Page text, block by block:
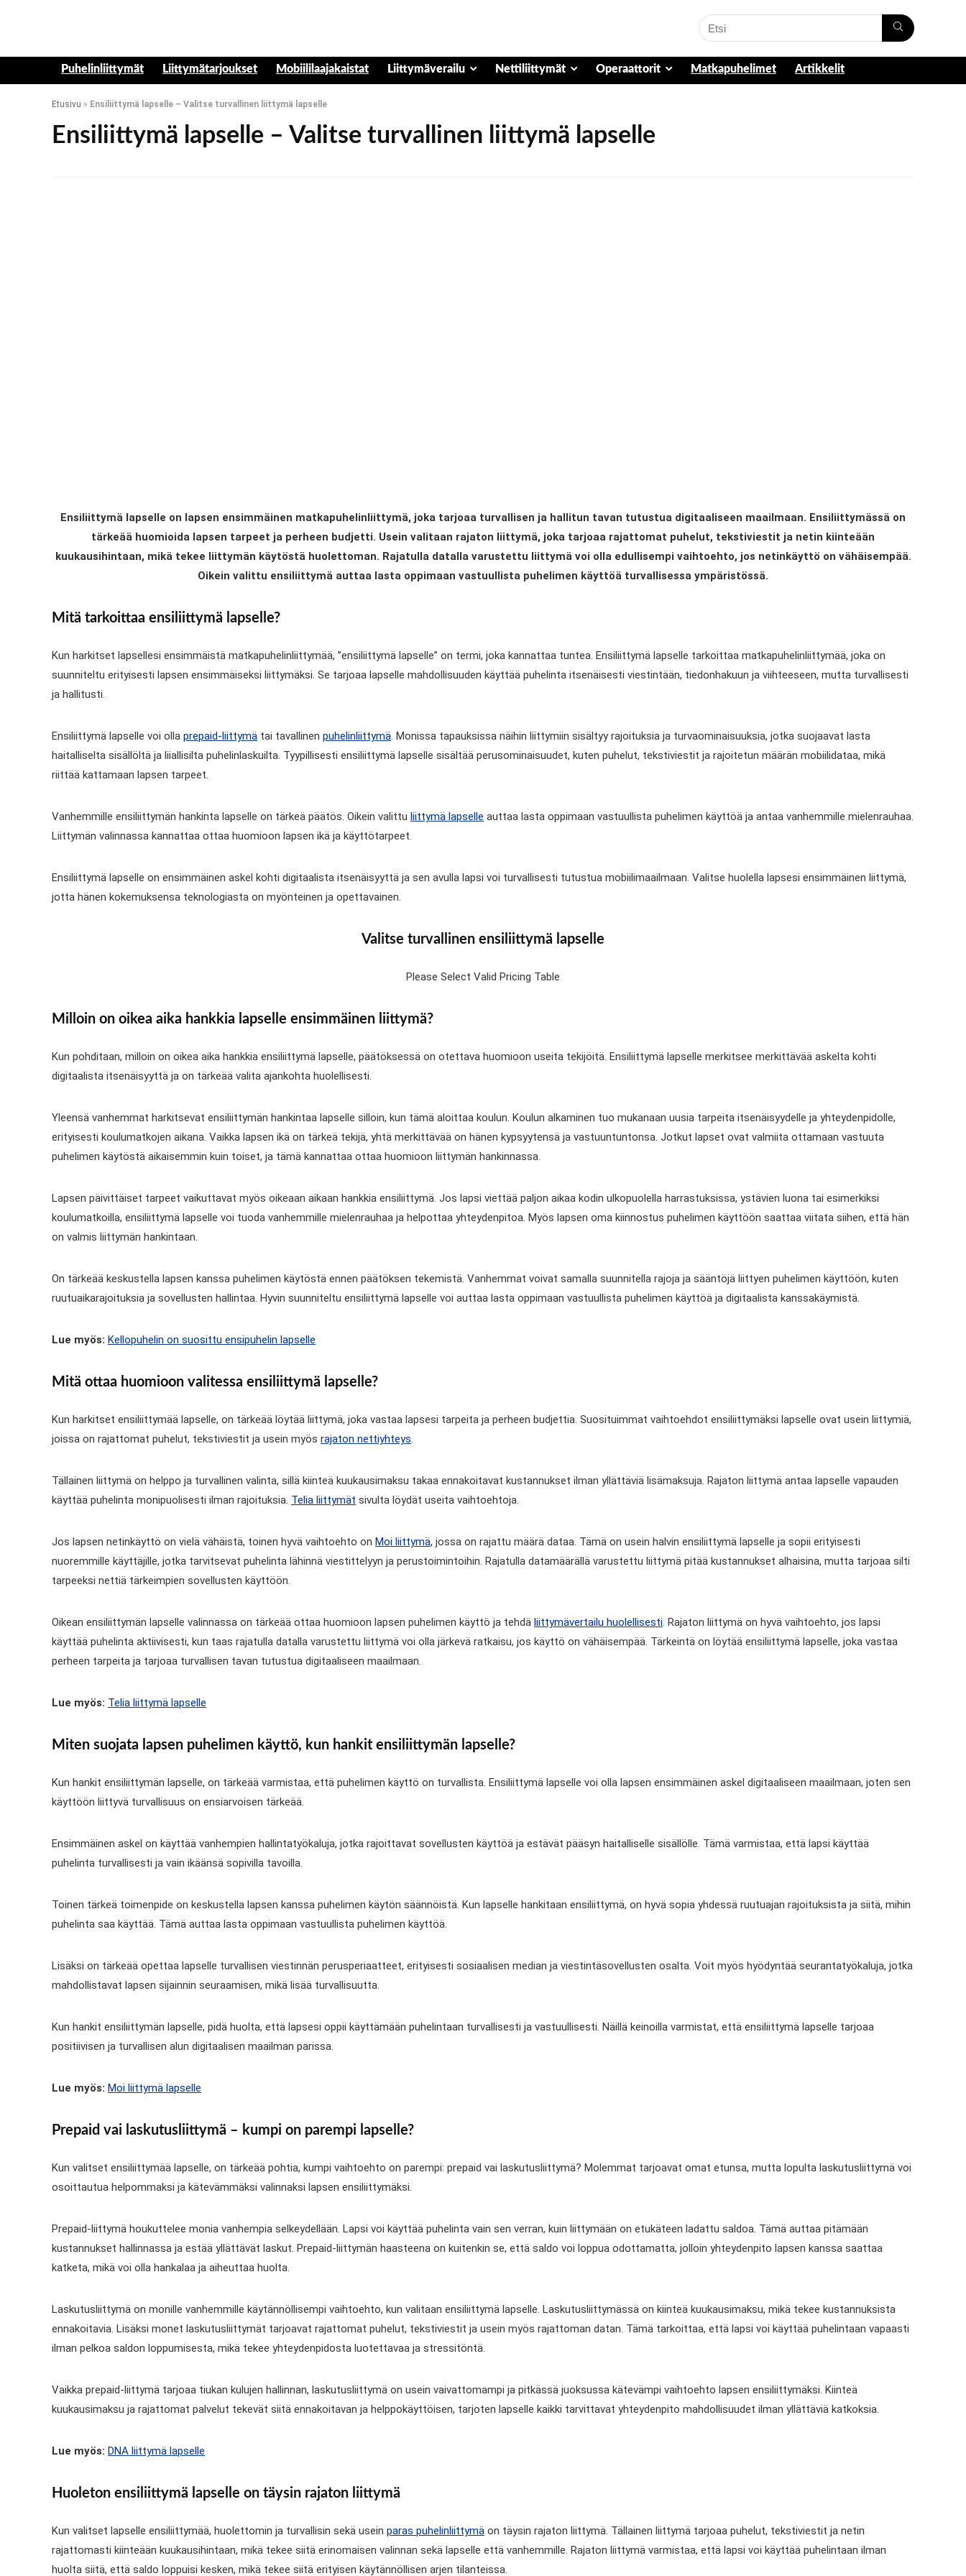
Puhelinliittymät Liittymätarjoukset Mobiililaajakaistat Liittymäverailu Nettiliittymät Operaattorit Matkapuhelimet Artikkelit
Etusivu » Ensiliittymä lapselle – Valitse turvallinen liittymä lapselle
Ensiliittymä lapselle – Valitse turvallinen liittymä lapselle
Ensiliittymä lapselle on lapsen ensimmäinen matkapuhelinliittymä, joka tarjoaa turvallisen ja hallitun tavan tutustua digitaaliseen maailmaan. Ensiliittymässä on
tärkeää huomioida lapsen tarpeet ja perheen budjetti. Usein valitaan rajaton liittymä, joka tarjoaa rajattomat puhelut, tekstiviestit ja netin kiinteään
kuukausihintaan, mikä tekee liittymän käytöstä huolettoman. Rajatulla datalla varustettu liittymä voi olla edullisempi vaihtoehto, jos netinkäyttö on vähäisempää.
Oikein valittu ensiliittymä auttaa lasta oppimaan vastuullista puhelimen käyttöä turvallisessa ympäristössä.
Mitä tarkoittaa ensiliittymä lapselle?
Kun harkitset lapsellesi ensimmäistä matkapuhelinliittymää, ”ensiliittymä lapselle” on termi, joka kannattaa tuntea. Ensiliittymä lapselle tarkoittaa matkapuhelinliittymää, joka on
suunniteltu erityisesti lapsen ensimmäiseksi liittymäksi. Se tarjoaa lapselle mahdollisuuden käyttää puhelinta itsenäisesti viestintään, tiedonhakuun ja viihteeseen, mutta turvallisesti
ja hallitusti.
Ensiliittymä lapselle voi olla prepaid-liittymä tai tavallinen puhelinliittymä. Monissa tapauksissa näihin liittymiin sisältyy rajoituksia ja turvaominaisuuksia, jotka suojaavat lasta
haitalliselta sisällöltä ja liiallisilta puhelinlaskuilta. Tyypillisesti ensiliittymä lapselle sisältää perusominaisuudet, kuten puhelut, tekstiviestit ja rajoitetun määrän mobiilidataa, mikä
riittää kattamaan lapsen tarpeet.
Vanhemmille ensiliittymän hankinta lapselle on tärkeä päätös. Oikein valittu liittymä lapselle auttaa lasta oppimaan vastuullista puhelimen käyttöä ja antaa vanhemmille mielenrauhaa.
Liittymän valinnassa kannattaa ottaa huomioon lapsen ikä ja käyttötarpeet.
Ensiliittymä lapselle on ensimmäinen askel kohti digitaalista itsenäisyyttä ja sen avulla lapsi voi turvallisesti tutustua mobiilimaailmaan. Valitse huolella lapsesi ensimmäinen liittymä,
jotta hänen kokemuksensa teknologiasta on myönteinen ja opettavainen.
Valitse turvallinen ensiliittymä lapselle
Please Select Valid Pricing Table
Milloin on oikea aika hankkia lapselle ensimmäinen liittymä?
Kun pohditaan, milloin on oikea aika hankkia ensiliittymä lapselle, päätöksessä on otettava huomioon useita tekijöitä. Ensiliittymä lapselle merkitsee merkittävää askelta kohti
digitaalista itsenäisyyttä ja on tärkeää valita ajankohta huolellisesti.
Yleensä vanhemmat harkitsevat ensiliittymän hankintaa lapselle silloin, kun tämä aloittaa koulun. Koulun alkaminen tuo mukanaan uusia tarpeita itsenäisyydelle ja yhteydenpidolle,
erityisesti koulumatkojen aikana. Vaikka lapsen ikä on tärkeä tekijä, yhtä merkittävää on hänen kypsyytensä ja vastuuntuntonsa. Jotkut lapset ovat valmiita ottamaan vastuuta
puhelimen käytöstä aikaisemmin kuin toiset, ja tämä kannattaa ottaa huomioon liittymän hankinnassa.
Lapsen päivittäiset tarpeet vaikuttavat myös oikeaan aikaan hankkia ensiliittymä. Jos lapsi viettää paljon aikaa kodin ulkopuolella harrastuksissa, ystävien luona tai esimerkiksi
koulumatkoilla, ensiliittymä lapselle voi tuoda vanhemmille mielenrauhaa ja helpottaa yhteydenpitoa. Myös lapsen oma kiinnostus puhelimen käyttöön saattaa viitata siihen, että hän
on valmis liittymän hankintaan.
On tärkeää keskustella lapsen kanssa puhelimen käytöstä ennen päätöksen tekemistä. Vanhemmat voivat samalla suunnitella rajoja ja sääntöjä liittyen puhelimen käyttöön, kuten
ruutuaikarajoituksia ja sovellusten hallintaa. Hyvin suunniteltu ensiliittymä lapselle voi auttaa lasta oppimaan vastuullista puhelimen käyttöä ja digitaalista kanssakäymistä.
Lue myös: Kellopuhelin on suosittu ensipuhelin lapselle
Mitä ottaa huomioon valitessa ensiliittymä lapselle?
Kun harkitset ensiliittymää lapselle, on tärkeää löytää liittymä, joka vastaa lapsesi tarpeita ja perheen budjettia. Suosituimmat vaihtoehdot ensiliittymäksi lapselle ovat usein liittymiä,
joissa on rajattomat puhelut, tekstiviestit ja usein myös rajaton nettiyhteys.
Tällainen liittymä on helppo ja turvallinen valinta, sillä kiinteä kuukausimaksu takaa ennakoitavat kustannukset ilman yllättäviä lisämaksuja. Rajaton liittymä antaa lapselle vapauden
käyttää puhelinta monipuolisesti ilman rajoituksia. Telia liittymät sivulta löydät useita vaihtoehtoja.
Jos lapsen netinkäyttö on vielä vähäistä, toinen hyvä vaihtoehto on Moi liittymä, jossa on rajattu määrä dataa. Tämä on usein halvin ensiliittymä lapselle ja sopii erityisesti
nuoremmille käyttäjille, jotka tarvitsevat puhelinta lähinnä viestittelyyn ja perustoimintoihin. Rajatulla datamäärällä varustettu liittymä pitää kustannukset alhaisina, mutta tarjoaa silti
tarpeeksi nettiä tärkeimpien sovellusten käyttöön.
Oikean ensiliittymän lapselle valinnassa on tärkeää ottaa huomioon lapsen puhelimen käyttö ja tehdä liittymävertailu huolellisesti. Rajaton liittymä on hyvä vaihtoehto, jos lapsi
käyttää puhelinta aktiivisesti, kun taas rajatulla datalla varustettu liittymä voi olla järkevä ratkaisu, jos käyttö on vähäisempää. Tärkeintä on löytää ensiliittymä lapselle, joka vastaa
perheen tarpeita ja tarjoaa turvallisen tavan tutustua digitaaliseen maailmaan.
Lue myös: Telia liittymä lapselle
Miten suojata lapsen puhelimen käyttö, kun hankit ensiliittymän lapselle?
Kun hankit ensiliittymän lapselle, on tärkeää varmistaa, että puhelimen käyttö on turvallista. Ensiliittymä lapselle voi olla lapsen ensimmäinen askel digitaaliseen maailmaan, joten sen
käyttöön liittyvä turvallisuus on ensiarvoisen tärkeää.
Ensimmäinen askel on käyttää vanhempien hallintatyökaluja, jotka rajoittavat sovellusten käyttöä ja estävät pääsyn haitalliselle sisällölle. Tämä varmistaa, että lapsi käyttää
puhelinta turvallisesti ja vain ikäänsä sopivilla tavoilla.
Toinen tärkeä toimenpide on keskustella lapsen kanssa puhelimen käytön säännöistä. Kun lapselle hankitaan ensiliittymä, on hyvä sopia yhdessä ruutuajan rajoituksista ja siitä, mihin
puhelinta saa käyttää. Tämä auttaa lasta oppimaan vastuullista puhelimen käyttöä.
Lisäksi on tärkeää opettaa lapselle turvallisen viestinnän perusperiaatteet, erityisesti sosiaalisen median ja viestintäsovellusten osalta. Voit myös hyödyntää seurantatyökaluja, jotka
mahdollistavat lapsen sijainnin seuraamisen, mikä lisää turvallisuutta.
Kun hankit ensiliittymän lapselle, pidä huolta, että lapsesi oppii käyttämään puhelintaan turvallisesti ja vastuullisesti. Näillä keinoilla varmistat, että ensiliittymä lapselle tarjoaa
positiivisen ja turvallisen alun digitaalisen maailman parissa.
Lue myös: Moi liittymä lapselle
Prepaid vai laskutusliittymä – kumpi on parempi lapselle?
Kun valitset ensiliittymää lapselle, on tärkeää pohtia, kumpi vaihtoehto on parempi: prepaid vai laskutusliittymä? Molemmat tarjoavat omat etunsa, mutta lopulta laskutusliittymä voi
osoittautua helpommaksi ja kätevämmäksi valinnaksi lapsen ensiliittymäksi.
Prepaid-liittymä houkuttelee monia vanhempia selkeydellään. Lapsi voi käyttää puhelinta vain sen verran, kuin liittymään on etukäteen ladattu saldoa. Tämä auttaa pitämään
kustannukset hallinnassa ja estää yllättävät laskut. Prepaid-liittymän haasteena on kuitenkin se, että saldo voi loppua odottamatta, jolloin yhteydenpito lapsen kanssa saattaa
katketa, mikä voi olla hankalaa ja aiheuttaa huolta.
Laskutusliittymä on monille vanhemmille käytännöllisempi vaihtoehto, kun valitaan ensiliittymä lapselle. Laskutusliittymässä on kiinteä kuukausimaksu, mikä tekee kustannuksista
ennakoitavia. Lisäksi monet laskutusliittymät tarjoavat rajattomat puhelut, tekstiviestit ja usein myös rajattoman datan. Tämä tarkoittaa, että lapsi voi käyttää puhelintaan vapaasti
ilman pelkoa saldon loppumisesta, mikä tekee yhteydenpidosta luotettavaa ja stressitöntä.
Vaikka prepaid-liittymä tarjoaa tiukan kulujen hallinnan, laskutusliittymä on usein vaivattomampi ja pitkässä juoksussa kätevämpi vaihtoehto lapsen ensiliittymäksi. Kiinteä
kuukausimaksu ja rajattomat palvelut tekevät siitä ennakoitavan ja helppokäyttöisen, tarjoten lapselle kaikki tarvittavat yhteydenpito mahdollisuudet ilman yllättäviä katkoksia.
Lue myös: DNA liittymä lapselle
Huoleton ensiliittymä lapselle on täysin rajaton liittymä
Kun valitset lapselle ensiliittymää, huolettomin ja turvallisin sekä usein paras puhelinliittymä on täysin rajaton liittymä. Tällainen liittymä tarjoaa puhelut, tekstiviestit ja netin
rajattomasti kiinteään kuukausihintaan, mikä tekee siitä erinomaisen valinnan sekä lapselle että vanhemmille. Rajaton liittymä varmistaa, että lapsi voi käyttää puhelintaan ilman
huolta siitä, että saldo loppuisi kesken, mikä tekee siitä erityisen käytännöllisen arjen tilanteissa.